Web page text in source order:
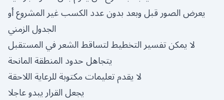
يعرض الصور قبل وبعد بدون عدد الكسب غير المشروع أو
الجدول الزمني
لا يمكن تفسير التخطيط لتساقط الشعر في المستقبل
يتجاهل حدود المنطقة المانحة
لا يقدم تعليمات مكتوبة للرعاية اللاحقة
يجعل القرار يبدو عاجلا